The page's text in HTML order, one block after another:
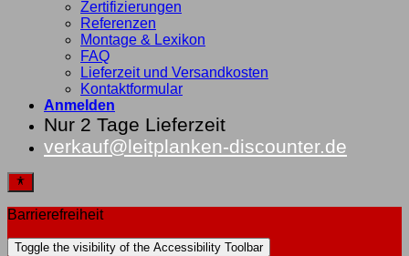
Zertifizierungen
Referenzen
Montage & Lexikon
FAQ
Lieferzeit und Versandkosten
Kontaktformular
Anmelden
Nur 2 Tage Lieferzeit
verkauf@leitplanken-discounter.de
Barrierefreiheit
Toggle the visibility of the Accessibility Toolbar